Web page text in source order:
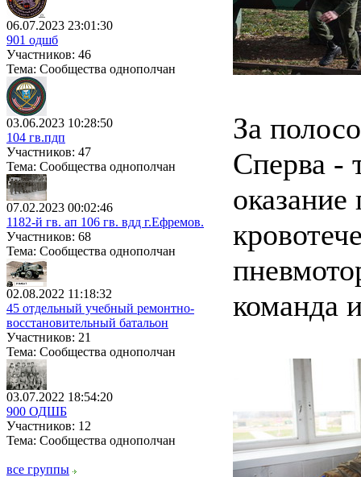
06.07.2023 23:01:30
901 одшб
Участников: 46
Тема: Сообщества однополчан
03.06.2023 10:28:50
104 гв.пдп
Участников: 47
Тема: Сообщества однополчан
07.02.2023 00:02:46
1182-й гв. ап 106 гв. вдд г.Ефремов.
Участников: 68
Тема: Сообщества однополчан
02.08.2022 11:18:32
45 отдельный учебный ремонтно-
восстановительный батальон
Участников: 21
Тема: Сообщества однополчан
03.07.2022 18:54:20
900 ОДШБ
Участников: 12
Тема: Сообщества однополчан
все группы
За
Сперва -
команда